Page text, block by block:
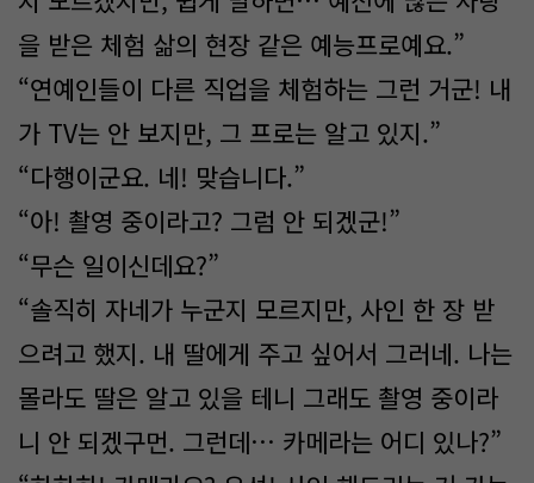
을 받은 체험 삶의 현장 같은 예능프로예요.”
“연예인들이 다른 직업을 체험하는 그런 거군! 내
가 TV는 안 보지만, 그 프로는 알고 있지.”
“다행이군요. 네! 맞습니다.”
“아! 촬영 중이라고? 그럼 안 되겠군!”
“무슨 일이신데요?”
“솔직히 자네가 누군지 모르지만, 사인 한 장 받
으려고 했지. 내 딸에게 주고 싶어서 그러네. 나는
몰라도 딸은 알고 있을 테니 그래도 촬영 중이라
니 안 되겠구먼. 그런데… 카메라는 어디 있나?”